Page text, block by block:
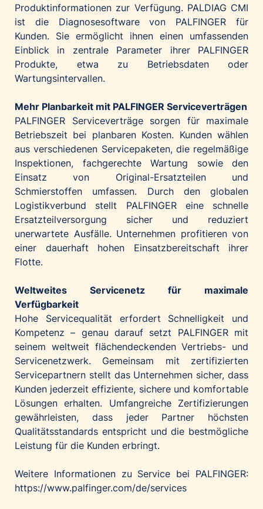
Produktinformationen zur Verfügung. PALDIAG CMI
ist die Diagnosesoftware von PALFINGER für
Kunden. Sie ermöglicht ihnen einen umfassenden
Einblick in zentrale Parameter ihrer PALFINGER
Produkte, etwa zu Betriebsdaten oder
Wartungsintervallen.
Mehr Planbarkeit mit PALFINGER Serviceverträgen
PALFINGER Serviceverträge sorgen für maximale
Betriebszeit bei planbaren Kosten. Kunden wählen
aus verschiedenen Servicepaketen, die regelmäßige
Inspektionen, fachgerechte Wartung sowie den
Einsatz von Original-Ersatzteilen und
Schmierstoffen umfassen. Durch den globalen
Logistikverbund stellt PALFINGER eine schnelle
Ersatzteilversorgung sicher und reduziert
unerwartete Ausfälle. Unternehmen profitieren von
einer dauerhaft hohen Einsatzbereitschaft ihrer
Flotte.
Weltweites Servicenetz für maximale
Verfügbarkeit
Hohe Servicequalität erfordert Schnelligkeit und
Kompetenz – genau darauf setzt PALFINGER mit
seinem weltweit flächendeckenden Vertriebs- und
Servicenetzwerk. Gemeinsam mit zertifizierten
Servicepartnern stellt das Unternehmen sicher, dass
Kunden jederzeit effiziente, sichere und komfortable
Lösungen erhalten. Umfangreiche Zertifizierungen
gewährleisten, dass jeder Partner höchsten
Qualitätsstandards entspricht und die bestmögliche
Leistung für die Kunden erbringt.
Weitere Informationen zu Service bei PALFINGER:
https://www.palfinger.com/de/services